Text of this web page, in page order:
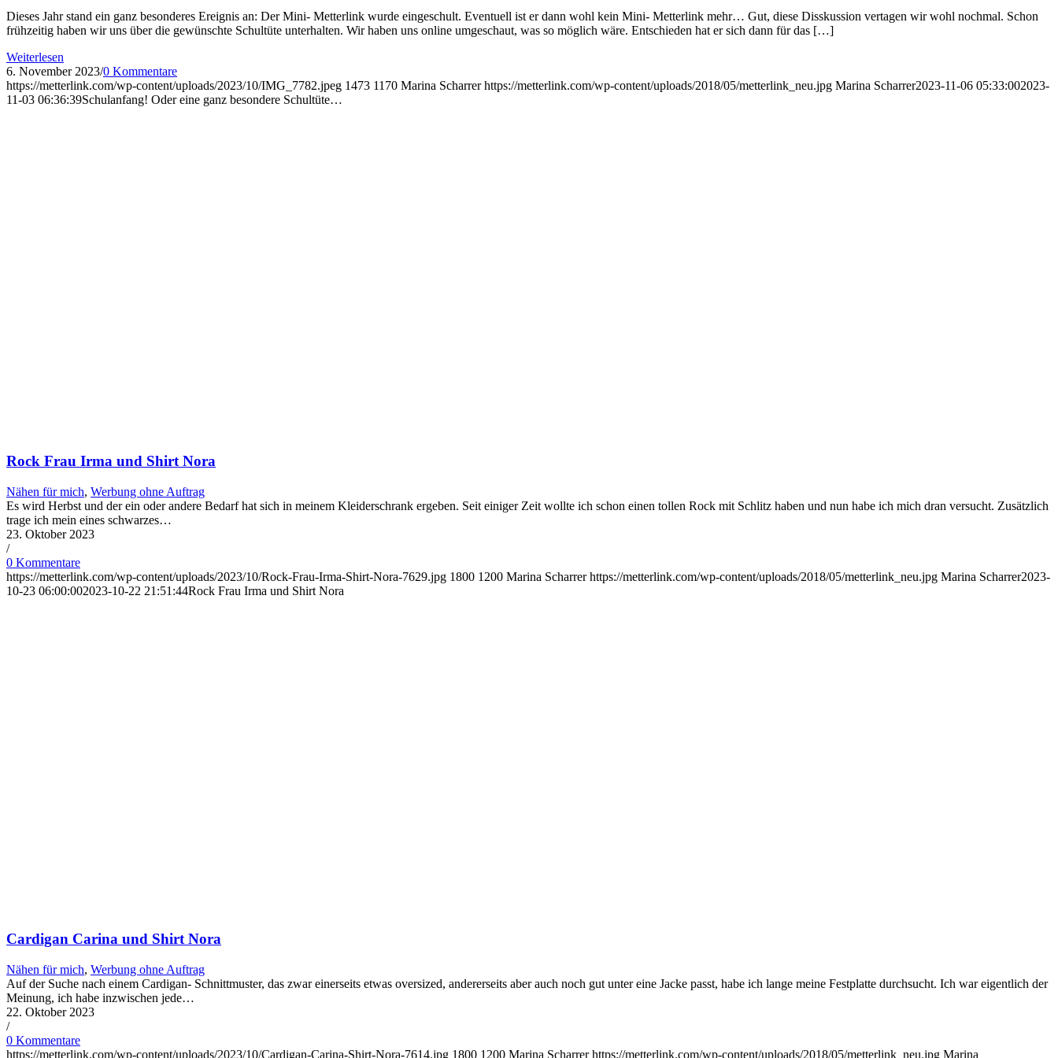
Dieses Jahr stand ein ganz besonderes Ereignis an: Der Mini- Metterlink wurde eingeschult. Eventuell ist er dann wohl kein Mini- Metterlink mehr… Gut, diese Disskussion vertagen wir wohl nochmal. Schon
frühzeitig haben wir uns über die gewünschte Schultüte unterhalten. Wir haben uns online umgeschaut, was so möglich wäre. Entschieden hat er sich dann für das […]
Weiterlesen
6. November 2023/0 Kommentare
https://metterlink.com/wp-content/uploads/2023/10/IMG_7782.jpeg 1473 1170 Marina Scharrer https://metterlink.com/wp-content/uploads/2018/05/metterlink_neu.jpg Marina Scharrer2023-11-06 05:33:002023-
11-03 06:36:39Schulanfang! Oder eine ganz besondere Schultüte…
Rock Frau Irma und Shirt Nora
Nähen für mich, Werbung ohne Auftrag
Es wird Herbst und der ein oder andere Bedarf hat sich in meinem Kleiderschrank ergeben. Seit einiger Zeit wollte ich schon einen tollen Rock mit Schlitz haben und nun habe ich mich dran versucht. Zusätzlich
trage ich mein eines schwarzes…
23. Oktober 2023
/
0 Kommentare
https://metterlink.com/wp-content/uploads/2023/10/Rock-Frau-Irma-Shirt-Nora-7629.jpg 1800 1200 Marina Scharrer https://metterlink.com/wp-content/uploads/2018/05/metterlink_neu.jpg Marina Scharrer2023-
10-23 06:00:002023-10-22 21:51:44Rock Frau Irma und Shirt Nora
Cardigan Carina und Shirt Nora
Nähen für mich, Werbung ohne Auftrag
Auf der Suche nach einem Cardigan- Schnittmuster, das zwar einerseits etwas oversized, andererseits aber auch noch gut unter eine Jacke passt, habe ich lange meine Festplatte durchsucht. Ich war eigentlich der
Meinung, ich habe inzwischen jede…
22. Oktober 2023
/
0 Kommentare
https://metterlink.com/wp-content/uploads/2023/10/Cardigan-Carina-Shirt-Nora-7614.jpg 1800 1200 Marina Scharrer https://metterlink.com/wp-content/uploads/2018/05/metterlink_neu.jpg Marina